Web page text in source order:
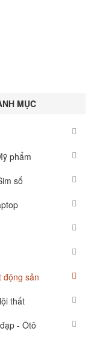
MỤC
phẩm
số
động sản
thất
- Ôtô